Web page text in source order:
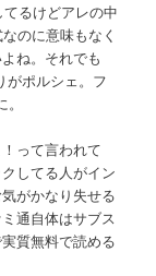
るけどアレの中
のに意味もなく
ね。それでも
がポルシェ。フ
って言われて
してる人がイン
がかなり失せる
通自体はサブス
質無料で読める